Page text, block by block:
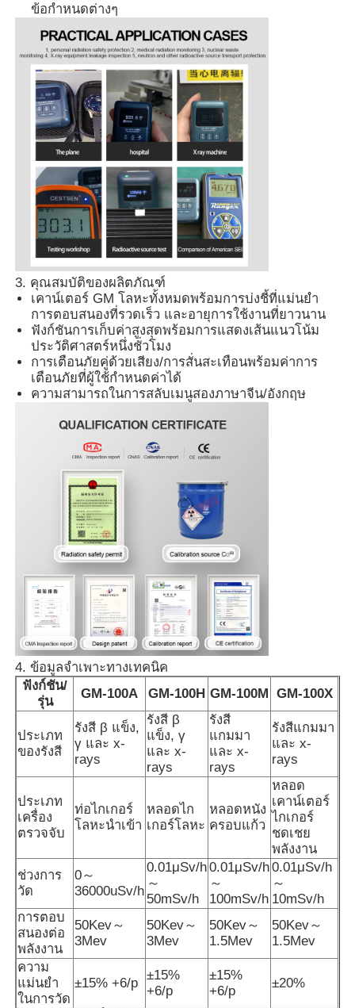
เครื่องตรวจจับรังสีนิวเคลียร์
เครื่องวัดปริมาตรส่วนบุคคล
เซ็นเซอร์รังสี
ระบบติดตามรังสีนิวเคลียร์
เครื่องตรวจจับเรดอน
เครื่องวัดประจุลบในอากาศ
เครื่องตรวจจับ PM2.5
เครื่องนับอนุภาคฝุ่น
เซ็นเซอร์สสารอนุภาค
อุปกรณ์ติดตามคุณภาพอากาศ
ระบบติดตามคุณภาพอากาศภายนอก
เครื่องตรวจจับไอออนลบ
เครื่องตรวจจับโอโซน
ชุดเครื่องมืออัลตราโซนิก Taiwan Huibo
เทอร์โมเมตรไฟเบอร์ออปติก
เครื่องตรวจวัดการแผ่รังสีอินฟราเรด
ข้อกำหนดต่างๆ
3. คุณสมบัติของผลิตภัณฑ์
เคาน์เตอร์ GM โลหะทั้งหมดพร้อมการบ่งชี้ที่แม่นยำ
การตอบสนองที่รวดเร็ว และอายุการใช้งานที่ยาวนาน
ฟังก์ชันการเก็บค่าสูงสุดพร้อมการแสดงเส้นแนวโน้ม
ประวัติศาสตร์หนึ่งชั่วโมง
การเตือนภัยคู่ด้วยเสียง/การสั่นสะเทือนพร้อมค่าการ
เตือนภัยที่ผู้ใช้กำหนดค่าได้
ความสามารถในการสลับเมนูสองภาษาจีน/อังกฤษ
4. ข้อมูลจำเพาะทางเทคนิค
ฟังก์ชัน/
รุ่น
GM-100A GM-100H GM-100M GM-100X
ประเภท
ของรังสี
รังสี β แข็ง,
γ และ x-
rays
รังสี β
แข็ง, γ
และ x-
rays
รังสี
แกมมา
และ x-
rays
รังสีแกมมา
และ x-
rays
ประเภท
เครื่อง
ตรวจจับ
ท่อไกเกอร์
โลหะนำเข้า
หลอดไก
เกอร์โลหะ
หลอดหนัง
ครอบแก้ว
หลอด
เคาน์เตอร์
ไกเกอร์
ชดเชย
พลังงาน
ช่วงการ
วัด
0～
36000uSv/h
0.01μSv/h
～
50mSv/h
0.01μSv/h
～
100mSv/h
0.01μSv/h
～
10mSv/h
การตอบ
สนองต่อ
พลังงาน
50Kev～
3Mev
50Kev～
3Mev
50Kev～
1.5Mev
50Kev～
1.5Mev
ความ
แม่นยำ
ในการวัด
±15% +6/p
±15%
+6/p
±15%
+6/p
±20%